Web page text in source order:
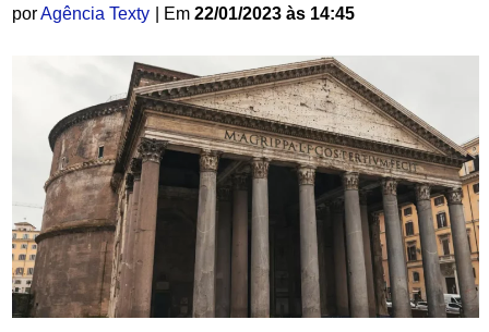
porAgência Texty | Em 22/01/2023 às 14:45